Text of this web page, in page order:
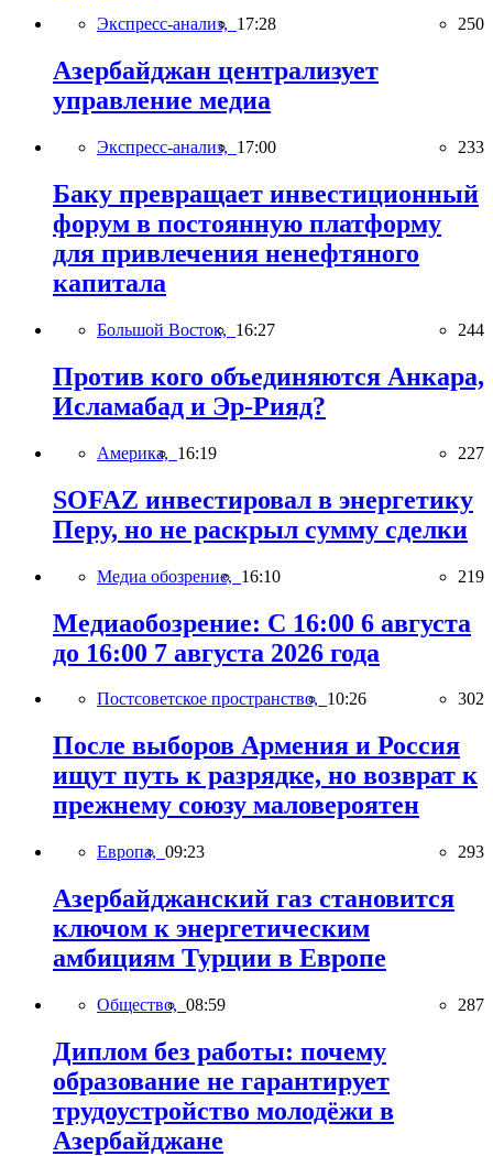
Экспресс-анализ, 17:28 250
Азербайджан централизует
управление медиа
Экспресс-анализ, 17:00 233
Баку превращает инвестиционный
форум в постоянную платформу
для привлечения ненефтяного
капитала
Большой Восток, 16:27 244
Против кого объединяются Анкара,
Исламабад и Эр-Рияд?
Америка, 16:19 227
SOFAZ инвестировал в энергетику
Перу, но не раскрыл сумму сделки
Медиа обозрение, 16:10 219
Медиаобозрение: С 16:00 6 августа
до 16:00 7 августа 2026 года
Постсоветское пространство, 10:26 302
После выборов Армения и Россия
ищут путь к разрядке, но возврат к
прежнему союзу маловероятен
Европа, 09:23 293
Азербайджанский газ становится
ключом к энергетическим
амбициям Турции в Европе
Общество, 08:59 287
Диплом без работы: почему
образование не гарантирует
трудоустройство молодёжи в
Азербайджане